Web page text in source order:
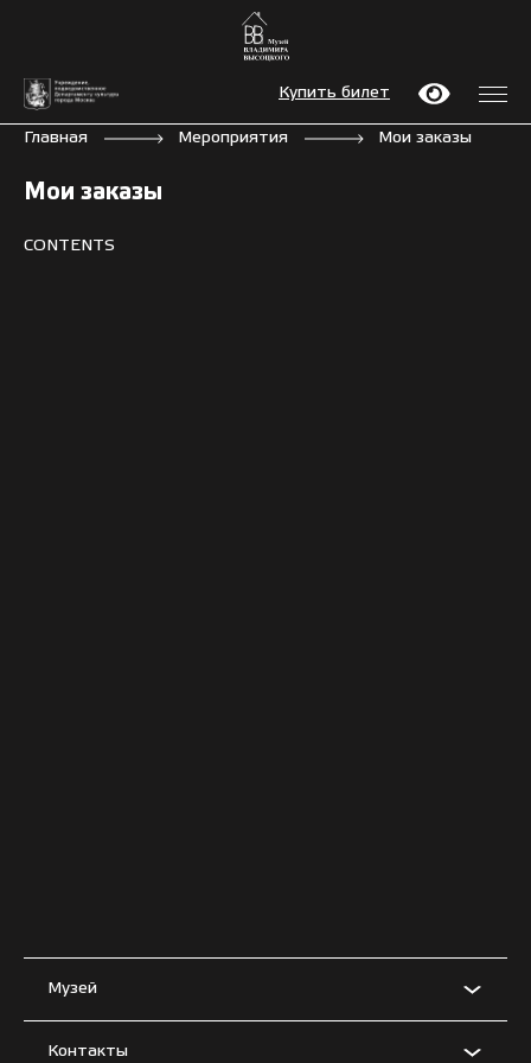
Купить билет
Главная Мероприятия Мои заказы
Мои заказы
CONTENTS
Музей
Контакты